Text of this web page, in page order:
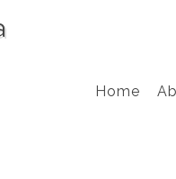
Home